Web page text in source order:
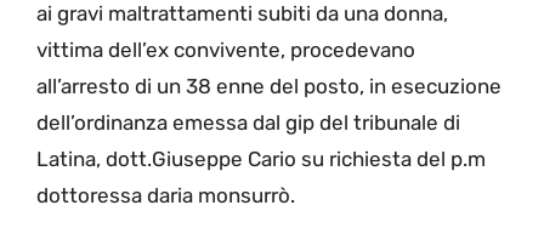
ai gravi maltrattamenti subiti da una donna,
vittima dell’ex convivente, procedevano
all’arresto di un 38 enne del posto, in esecuzione
dell’ordinanza emessa dal gip del tribunale di
Latina, dott.Giuseppe Cario su richiesta del p.m
dottoressa daria monsurrò.